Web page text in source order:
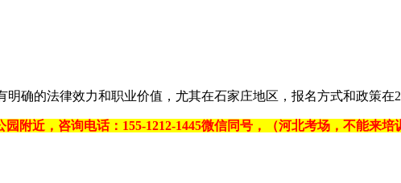
确的法律效力和职业价值，尤其在石家庄地区，报名方式和政策在
附近，咨询电话：155-1212-1445微信同号，（河北考场，不能来培